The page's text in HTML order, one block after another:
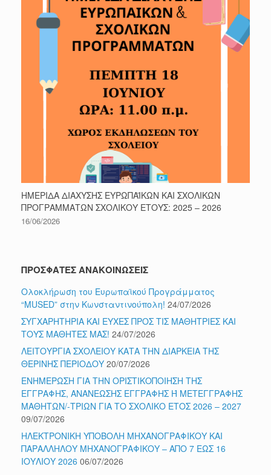
ΗΜΕΡΙΔΑ ΔΙΑΧΥΣΗΣ ΕΥΡΩΠΑΪΚΩΝ ΚΑΙ ΣΧΟΛΙΚΩΝ
ΠΡΟΓΡΑΜΜΑΤΩΝ ΣΧΟΛΙΚΟΥ ΕΤΟΥΣ: 2025 – 2026
16/06/2026
ΠΡΟΣΦΑΤΕΣ ΑΝΑΚΟΙΝΩΣΕΙΣ
Ολοκλήρωση του Ευρωπαϊκού Προγράμματος
“MUSED” στην Κωνσταντινούπολη! 24/07/2026
ΣΥΓΧΑΡΗΤΗΡΙΑ ΚΑΙ ΕΥΧΕΣ ΠΡΟΣ ΤΙΣ ΜΑΘΗΤΡΙΕΣ ΚΑΙ
ΤΟΥΣ ΜΑΘΗΤΕΣ ΜΑΣ! 24/07/2026
ΛΕΙΤΟΥΡΓΙΑ ΣΧΟΛΕΙΟΥ ΚΑΤΑ ΤΗΝ ΔΙΑΡΚΕΙΑ ΤΗΣ
ΘΕΡΙΝΗΣ ΠΕΡΙΟΔΟΥ 20/07/2026
ΕΝΗΜΕΡΩΣΗ ΓΙΑ ΤΗΝ ΟΡΙΣΤΙΚΟΠΟΙΗΣΗ ΤΗΣ
ΕΓΓΡΑΦΗΣ, ΑΝΑΝΕΩΣΗΣ ΕΓΓΡΑΦΗΣ Ή ΜΕΤΕΓΓΡΑΦΗΣ
ΜΑΘΗΤΩΝ/-ΤΡΙΩΝ ΓΙΑ ΤΟ ΣΧΟΛΙΚΟ ΕΤΟΣ 2026 – 2027
09/07/2026
ΗΛΕΚΤΡΟΝΙΚΗ ΥΠΟΒΟΛΗ ΜΗΧΑΝΟΓΡΑΦΙΚΟΥ ΚΑΙ
ΠΑΡΑΛΛΗΛΟΥ ΜΗΧΑΝΟΓΡΑΦΙΚΟΥ – ΑΠΟ 7 ΕΩΣ 16
ΙΟΥΛΙΟΥ 2026 06/07/2026